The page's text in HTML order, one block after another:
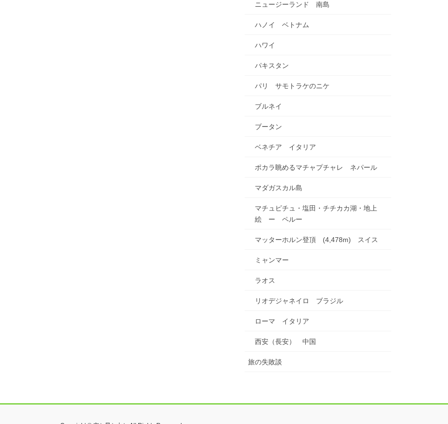
ニュージーランド 南島
ハノイ ベトナム
ハワイ
パキスタン
パリ サモトラケのニケ
ブルネイ
ブータン
ベネチア イタリア
ポカラ眺めるマチャプチャレ ネパール
マダガスカル島
マチュピチュ・塩田・チチカカ湖・地上
絵 ー ペルー
マッターホルン登頂 (4,478m) スイス
ミャンマー
ラオス
リオデジャネイロ ブラジル
ローマ イタリア
西安（長安） 中国
旅の失敗談